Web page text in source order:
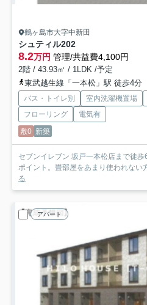
鶴ヶ島市大字中新田
シュティル202
8.2万円 管理/共益費4,100円
2階 / 43.93㎡ / 1LDK /予定
東武越生線「一本松」駅 徒歩4分
バス・トイレ別 室内洗濯機置場
フローリング
電気有
敷0 新築
セブンイレブン 坂戸一本松店まで徒
ポイント。畳部屋をあまり使われない
る
アパート